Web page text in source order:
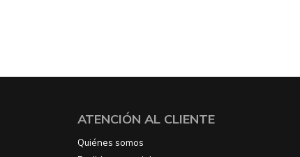
ATENCIÓN AL CLIENTE
Quiénes somos